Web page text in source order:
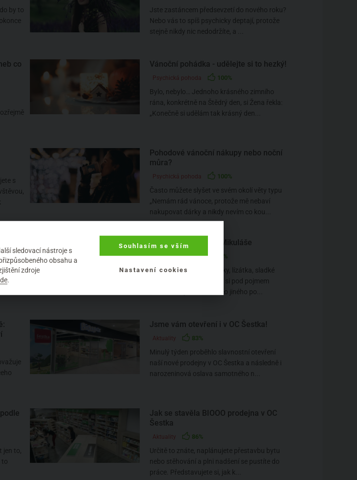
by to
Jste zastáncem předsevzetí do nového roku?
Nebo vás to spíš psychicky deptají, protože
stejně nikdy nic nedodržíte, a ...
co
Vánoční pohádka - udělejte si to hezký!
Psychická pohoda 100%
Bylo, nebylo… Jednoho krásného zimního
rána, konkrétně na Štědrý den, si Žena řekla:
„Konečně si udělám tak krásný den...
s
Pohodové vánoční nákupy nebo noční
můra?
Psychická pohoda 100%
Často můžete slyšet ve svém okolí věty typu
„Nemám rád vánoce, protože mě nebaví
nakupovat dárky a nikdy nevím co kou...
taky
Tipy na zdravějšího Mikuláše
Zdravé potraviny 100%
Čokolády, sušenky, tyčinky, lízátka, sladké
pečivo, bonbony… Každý si pod pojmem
„sladkosti“ představí něco jiného po...
Jsme vám otevření i v OC Šestka!
Aktuality 83%
Minulý týden proběhlo slavnostní otevření
naší nové prodejny v OC Šestka a následně i
narozeninová oslava samotného n...
jen to,
to
Jak se stavěla BIOOO prodejna v OC
Šestka
Aktuality 86%
Určitě to znáte, naplánujete přestavbu bytu
nebo stěhování a plni nadšení se pustíte do
práce. Představujete si, jak k...
sledovací nástroje s
obsahu a
zdroje
.
Souhlasím se vším
Nastavení cookies